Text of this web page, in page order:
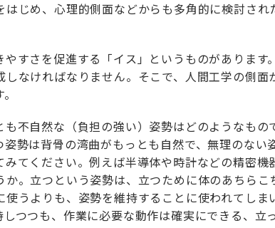
じめ、心理的側面などからも多角的に検討さ
すさを促進する「イス」というものがあります
なければなりません。そこで、人間工学の側面
不自然な（負担の強い）姿勢はどのようなもの
勢は背骨の湾曲がもっとも自然で、無理のない
てください。例えば半導体や時計などの精密
。立つという姿勢は、立つために体のあちらこ
うよりも、姿勢を維持することに使われてしま
つつも、作業に必要な動作は確実にできる、立